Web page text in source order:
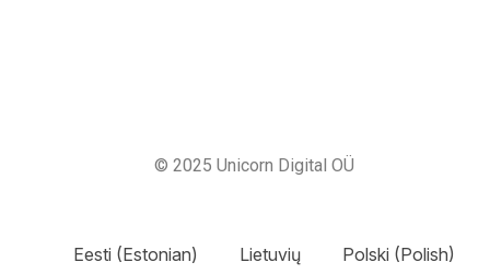
© 2025 Unicorn Digital OÜ
Eesti (Estonian) Lietuvių Polski (Polish)